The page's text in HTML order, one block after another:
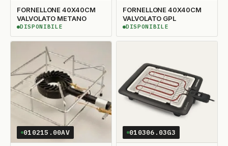
FORNELLONE 40X40CM
VALVOLATO METANO
DISPONIBILE
DISPONIBILE
FORNELLONE 40X40CM
VALVOLATO GPL
DISPONIBILE
DISPONIBILE
010215.00AV 010306.03G3